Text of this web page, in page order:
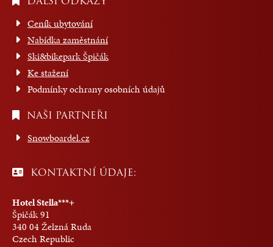
Ceník ubytování
Nabídka zaměstnání
Ski&bikepark Špičák
Ke stažení
Podmínky ochrany osobních údajů
NAŠI PARTNEŘI
Snowboardel.cz
KONTAKTNÍ ÚDAJE:
Hotel Stella***+
Špičák 91
340 04 Želzná Ruda
Czech Republic